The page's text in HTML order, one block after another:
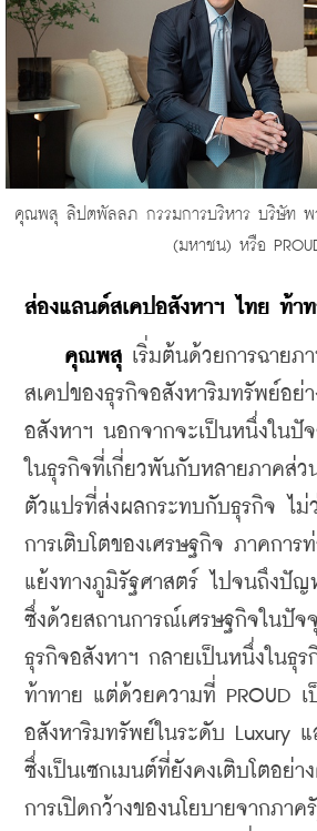
คุณพสุ ลิปตพัลลภ กรรมการบริหาร บริษัท พร
(มหาชน) หรือ
ส่องแลนด์สเคปอสังหาฯ ไทย ท้า
คุณพสุ เริ่มต้นด้วยการฉายภ
สเคปของธุรกิจอสังหาริมทรัพย์อย่
อสังหาฯ นอกจากจะเป็นหนึ่งในปั
ในธุรกิจที่เกี่ยวพันกับหลายภาคส่
ตัวแปรที่ส่งผลกระทบกับธุรกิจ ไม่
การเติบโตของเศรษฐกิจ ภาคการ
แย้งทางภูมิรัฐศาสตร์ ไปจนถึงปัญ
ซึ่งด้วยสถานการณ์เศรษฐกิจในปั
ธุรกิจอสังหาฯ กลายเป็นหนึ่งในธุร
ท้าทาย แต่ด้วยความที่ PROUD
อสังหาริมทรัพย์ในระดับ Luxury แ
ซึ่งเป็นเซกเมนต์ที่ยังคงเติบโตอย่
การเปิดกว้างของนโยบายจากภาค